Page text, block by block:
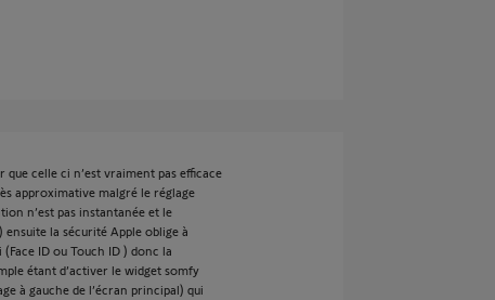
celle ci n’est vraiment pas efficace
approximative malgré le réglage
n’est pas instantanée et le
la sécurité Apple oblige à
ID ou Touch ID ) donc la
étant d’activer le widget somfy
à gauche de l’écran principal) qui